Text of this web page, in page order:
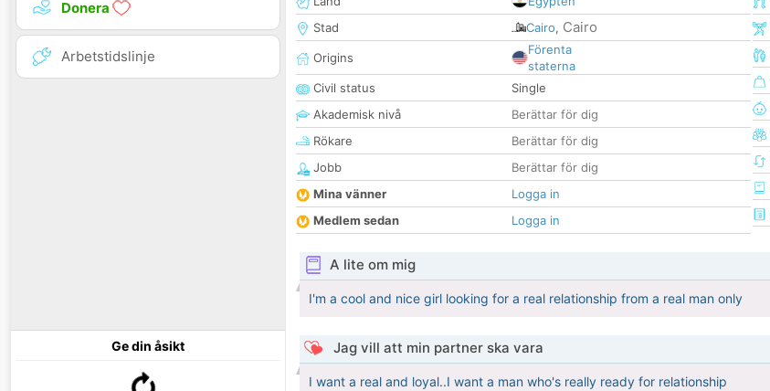
Donera
Arbetstidslinje
Ge din åsikt
Stad
Cairo, Cairo
Origins
Förenta
staterna
Civil status
Single
Akademisk nivå
Berättar för dig
Rökare
Berättar för dig
Jobb
Berättar för dig
Mina vänner
Logga in
Medlem sedan
Logga in
A lite om mig
I'm a cool and nice girl looking for a real relationship from a real man only
Jag vill att min partner ska vara
I want a real and loyal..I want a man who's really ready for relationship